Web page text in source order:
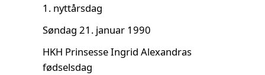
1. nyttårsdag
Søndag 21. januar 1990
HKH Prinsesse Ingrid Alexandras
fødselsdag